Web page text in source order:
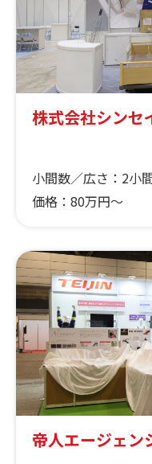
株式会社シンセ
小間数／広さ： 2小
価格： 80万円～
帝人エージェン